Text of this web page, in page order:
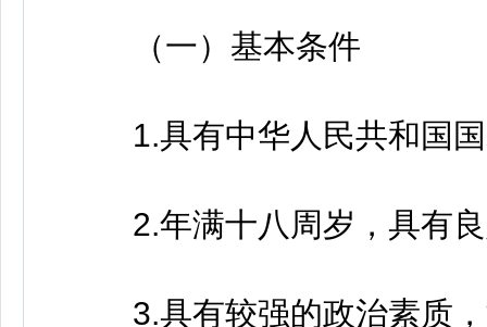
（一）基本条件
1.具有中华人民共和国国
2.年满十八周岁，具有良
3.具有较强的政治素质，